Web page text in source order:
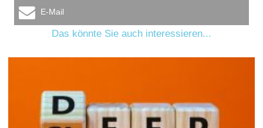
E-Mail
Das könnte Sie auch interessieren...